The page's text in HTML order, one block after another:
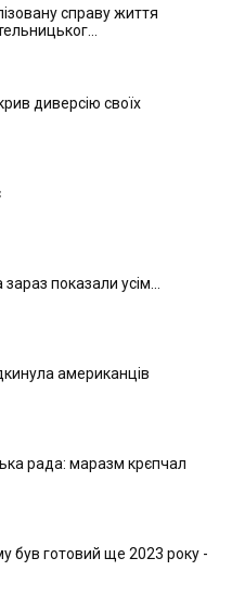
справу життя
диверсію своїх
показали усім...
американців
рада: маразм крєпчал
був готовий ще 2023 року -